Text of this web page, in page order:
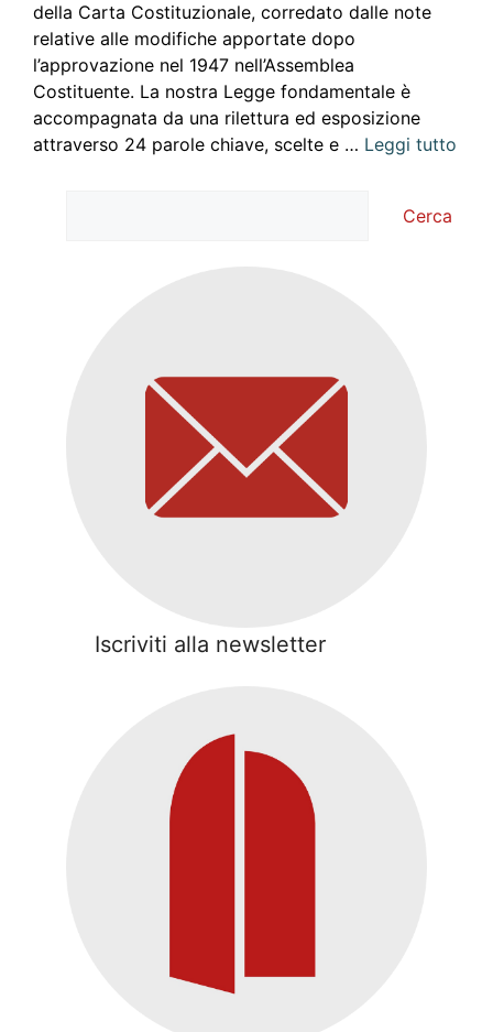
della Carta Costituzionale, corredato dalle note
relative alle modifiche apportate dopo
l’approvazione nel 1947 nell’Assemblea
Costituente. La nostra Legge fondamentale è
accompagnata da una rilettura ed esposizione
attraverso 24 parole chiave, scelte e … Leggi tutto
Cerca
Iscriviti alla newsletter